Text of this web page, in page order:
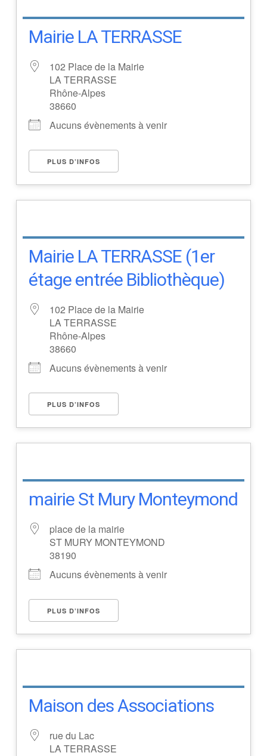
Mairie LA TERRASSE
102 Place de la Mairie
LA TERRASSE
Rhône-Alpes
38660
Aucuns évènements à venir
PLUS D’INFOS
Mairie LA TERRASSE (1er
étage entrée Bibliothèque)
102 Place de la Mairie
LA TERRASSE
Rhône-Alpes
38660
Aucuns évènements à venir
PLUS D’INFOS
mairie St Mury Monteymond
place de la mairie
ST MURY MONTEYMOND
38190
Aucuns évènements à venir
PLUS D’INFOS
Maison des Associations
rue du Lac
LA TERRASSE